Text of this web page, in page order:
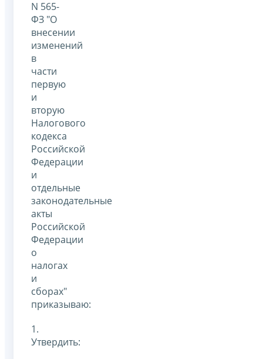
N 565-
ФЗ "О
внесении
изменений
в
части
первую
и
вторую
Налогового
кодекса
Российской
Федерации
и
отдельные
законодательные
акты
Российской
Федерации
о
налогах
и
сборах"
приказываю:
1.
Утвердить: